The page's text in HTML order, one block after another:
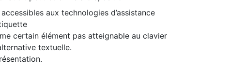
aux technologies d’assistance
certain élément pas atteignable au clavier
textuelle.